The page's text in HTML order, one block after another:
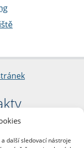
další sledovací nástroje
2